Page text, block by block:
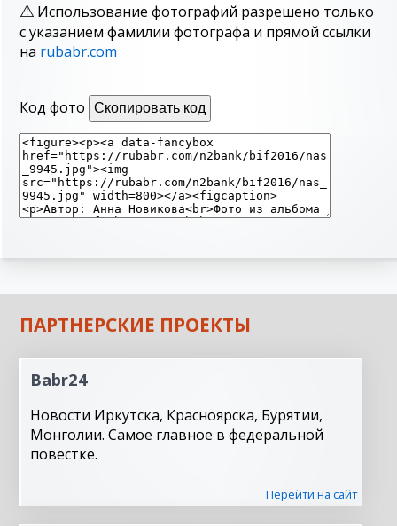
Использование фотографий разрешено только
с указанием фамилии фотографа и прямой ссылки
на rubabr.com
Код фото Скопировать код
ПАРТНЕРСКИЕ ПРОЕКТЫ
Babr24
Новости Иркутска, Красноярска, Бурятии,
Монголии. Самое главное в федеральной
повестке.
Перейти на сайт